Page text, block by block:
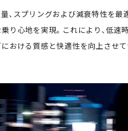
、スプリングおよび減衰特性を最
り心地を実現。これにより、低速
おける質感と快適性を向上させて